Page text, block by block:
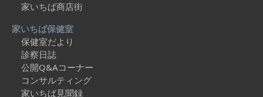
家いちば商店街
家いちば保健室
保健室だより
診察日誌
公開Q&Aコーナー
コンサルティング
家いちば見聞録